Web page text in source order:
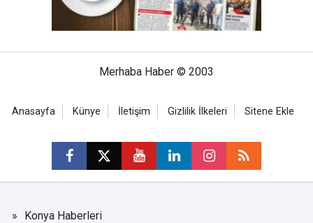
Merhaba Haber © 2003
Anasayfa Künye İletişim Gizlilik İlkeleri Sitene Ekle
Konya Haberleri